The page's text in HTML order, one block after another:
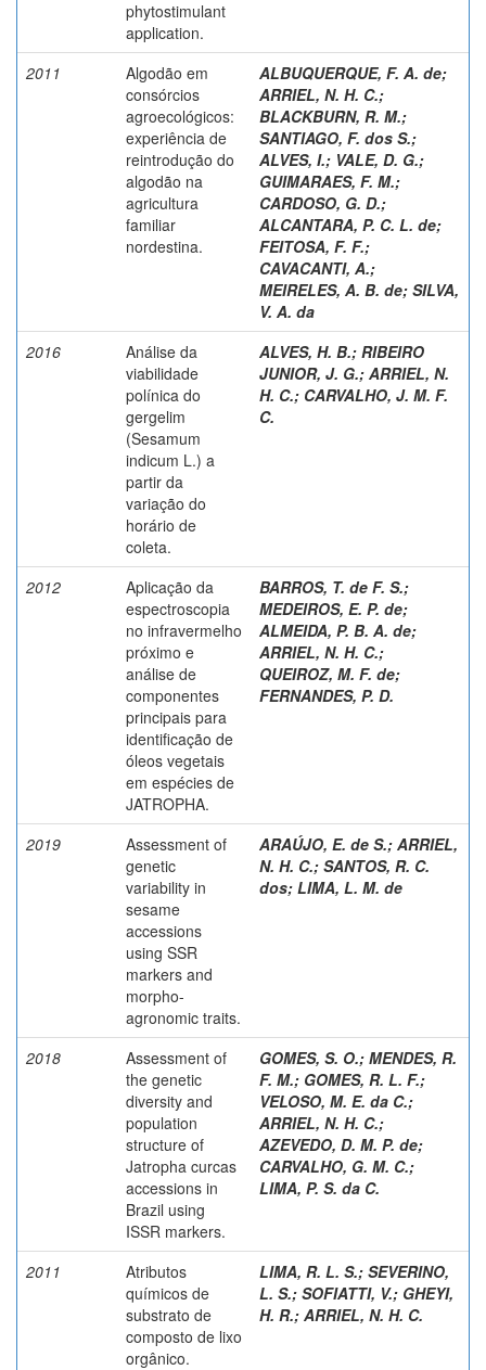
phytostimulant
application.
2011
Algodão em
consórcios
agroecológicos:
experiência de
reintrodução do
algodão na
agricultura
familiar
nordestina.
ALBUQUERQUE, F. A. de;
ARRIEL, N. H. C.;
BLACKBURN, R. M.;
SANTIAGO, F. dos S.;
ALVES, I.; VALE, D. G.;
GUIMARAES, F. M.;
CARDOSO, G. D.;
ALCANTARA, P. C. L. de;
FEITOSA, F. F.;
CAVACANTI, A.;
MEIRELES, A. B. de; SILVA,
V. A. da
2016
Análise da
viabilidade
polínica do
gergelim
(Sesamum
indicum L.) a
partir da
variação do
horário de
coleta.
ALVES, H. B.; RIBEIRO
JUNIOR, J. G.; ARRIEL, N.
H. C.; CARVALHO, J. M. F.
C.
2012
Aplicação da
espectroscopia
no infravermelho
próximo e
análise de
componentes
principais para
identificação de
óleos vegetais
em espécies de
JATROPHA.
BARROS, T. de F. S.;
MEDEIROS, E. P. de;
ALMEIDA, P. B. A. de;
ARRIEL, N. H. C.;
QUEIROZ, M. F. de;
FERNANDES, P. D.
2019
Assessment of
genetic
variability in
sesame
accessions
using SSR
markers and
morpho-
agronomic traits.
ARAÚJO, E. de S.; ARRIEL,
N. H. C.; SANTOS, R. C.
dos; LIMA, L. M. de
2018
Assessment of
the genetic
diversity and
population
structure of
Jatropha curcas
accessions in
Brazil using
ISSR markers.
GOMES, S. O.; MENDES, R.
F. M.; GOMES, R. L. F.;
VELOSO, M. E. da C.;
ARRIEL, N. H. C.;
AZEVEDO, D. M. P. de;
CARVALHO, G. M. C.;
LIMA, P. S. da C.
2011
Atributos
químicos de
substrato de
composto de lixo
orgânico.
LIMA, R. L. S.; SEVERINO,
L. S.; SOFIATTI, V.; GHEYI,
H. R.; ARRIEL, N. H. C.